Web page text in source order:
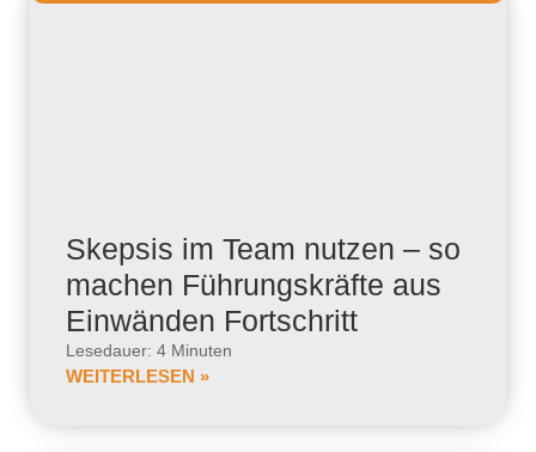
Skepsis im Team nutzen – so
machen Führungskräfte aus
Einwänden Fortschritt
Lesedauer: 4 Minuten
WEITERLESEN »